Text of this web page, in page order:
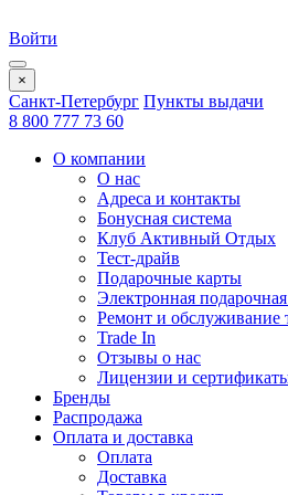
Войти
×
Санкт-Петербург Пункты выдачи
8 800 777 73 60
О компании
О нас
Адреса и контакты
Бонусная система
Клуб Активный Отдых
Тест-драйв
Подарочные карты
Электронная подарочная
Ремонт и обслуживание
Trade In
Отзывы о нас
Лицензии и
Бренды
Распродажа
Оплата и доставка
Оплата
Доставка